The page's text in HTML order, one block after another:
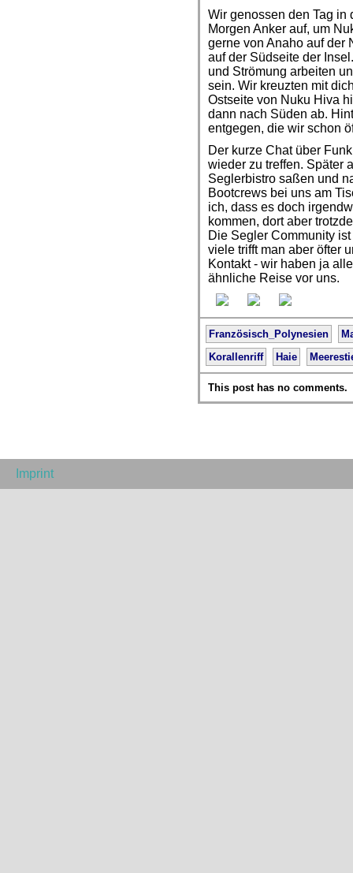
Wir genossen den Tag in
Morgen Anker auf, um
gerne von Anaho auf der
auf der Südseite der
und Strömung arbeiten
sein. Wir kreuzten mit
Ostseite von Nuku Hiva
dann nach Süden ab.
entgegen, die wir schon
Der kurze Chat über
wieder zu treffen. Später
Seglerbistro saßen und
Bootcrews bei uns am
ich, dass es doch
kommen, dort aber
Die Segler Community
viele trifft man aber öfter
Kontakt - wir haben ja
ähnliche Reise vor uns.
Französisch_Polynesien
Korallenriff
Haie
This post has no comments.
Imprint